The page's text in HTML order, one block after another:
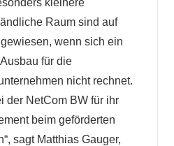
Raum sind auf
wenn sich ein
für die
nicht rechnet.
der NetCom BW für ihr
beim geförderten
sagt Matthias Gauger,